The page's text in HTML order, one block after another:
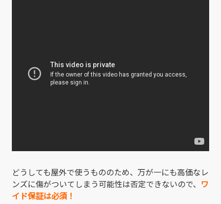
どうしても屋外で使うもののため、万が一にも高価なレ
ンズに傷がついてしまう可能性は否定できないので、 ワ
イド保証は必須！